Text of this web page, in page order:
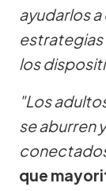
ayudarlos
los
"Los
se aburren
que